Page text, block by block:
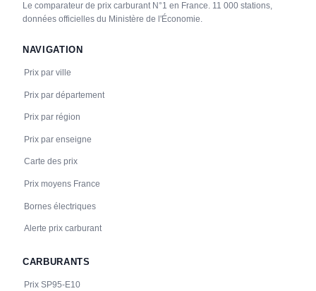
Le comparateur de prix carburant N°1 en France. 11 000 stations,
données officielles du Ministère de l'Économie.
NAVIGATION
Prix par ville
Prix par département
Prix par région
Prix par enseigne
Carte des prix
Prix moyens France
Bornes électriques
Alerte prix carburant
CARBURANTS
Prix SP95-E10